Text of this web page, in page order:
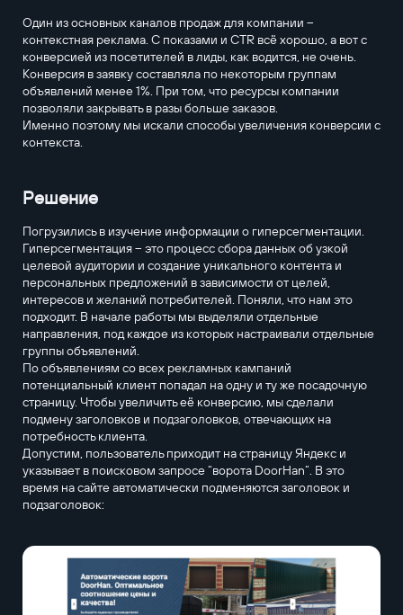
Один из основных каналов продаж для компании –
контекстная реклама. С показами и CTR всё хорошо, а вот с
конверсией из посетителей в лиды, как водится, не очень.
Конверсия в заявку составляла по некоторым группам
объявлений менее 1%. При том, что ресурсы компании
позволяли закрывать в разы больше заказов.
Именно поэтому мы искали способы увеличения конверсии с
контекста.
Решение
Погрузились в изучение информации о гиперсегментации.
Гиперсегментация – это процесс сбора данных об узкой
целевой аудитории и создание уникального контента и
персональных предложений в зависимости от целей,
интересов и желаний потребителей. Поняли, что нам это
подходит. В начале работы мы выделяли отдельные
направления, под каждое из которых настраивали отдельные
группы объявлений.
По объявлениям со всех рекламных кампаний
потенциальный клиент попадал на одну и ту же посадочную
страницу. Чтобы увеличить её конверсию, мы сделали
подмену заголовков и подзаголовков, отвечающих на
потребность клиента.
Допустим, пользователь приходит на страницу Яндекс и
указывает в поисковом запросе “ворота DoorHan”. В это
время на сайте автоматически подменяются заголовок и
подзаголовок: